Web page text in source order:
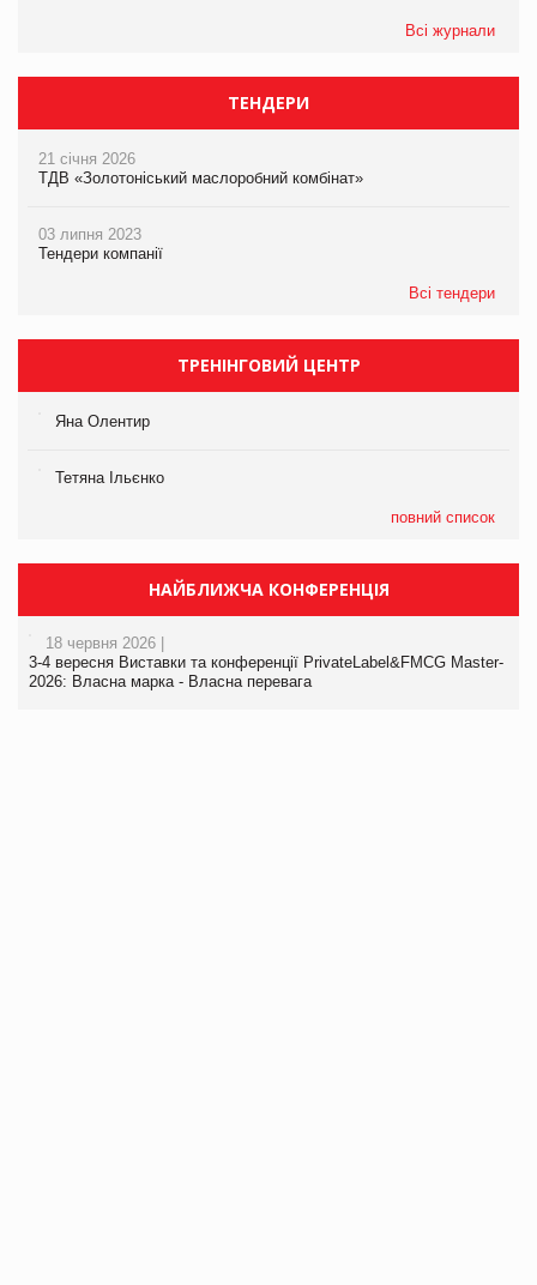
Всі журнали
ТЕНДЕРИ
21 січня 2026
ТДВ «Золотоніський маслоробний комбінат»
03 липня 2023
Тендери компанії
Всі тендери
ТРЕНІНГОВИЙ ЦЕНТР
Яна Олентир
Тетяна Ільєнко
повний список
НАЙБЛИЖЧА КОНФЕРЕНЦІЯ
18 червня 2026 |
3-4 вересня Виставки та конференції PrivateLabel&FMCG Master-
2026: Власна марка - Власна перевага